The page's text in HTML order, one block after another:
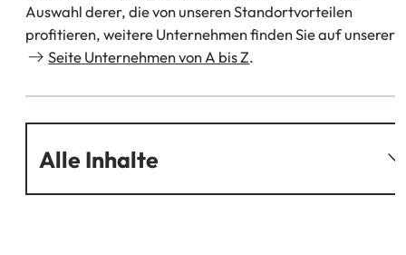
Auswahl derer, die von unseren Standortvorteilen
profitieren, weitere Unternehmen finden Sie auf unserer
Seite Unternehmen von A bis Z.
Alle Inhalte